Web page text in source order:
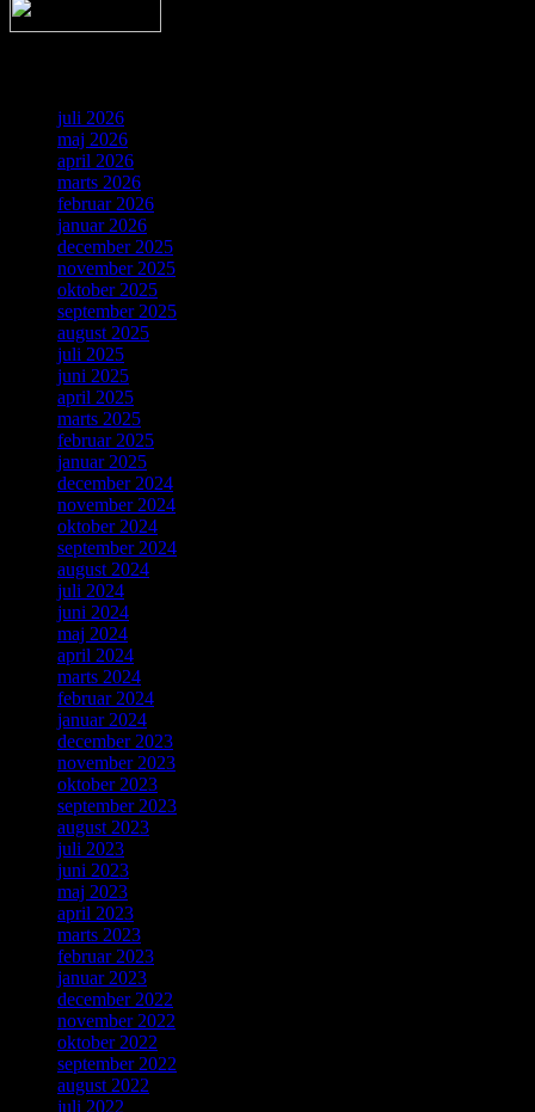
juli 2026
maj 2026
april 2026
marts 2026
februar 2026
januar 2026
december 2025
november 2025
oktober 2025
september 2025
august 2025
juli 2025
juni 2025
april 2025
marts 2025
februar 2025
januar 2025
december 2024
november 2024
oktober 2024
september 2024
august 2024
juli 2024
juni 2024
maj 2024
april 2024
marts 2024
februar 2024
januar 2024
december 2023
november 2023
oktober 2023
september 2023
august 2023
juli 2023
juni 2023
maj 2023
april 2023
marts 2023
februar 2023
januar 2023
december 2022
november 2022
oktober 2022
september 2022
august 2022
juli 2022